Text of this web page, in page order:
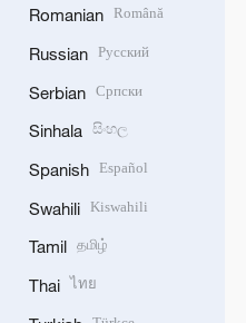
Romanian Română
Russian Русский
Serbian Српски
Sinhala සිංහල
Spanish Español
Swahili Kiswahili
Tamil தமிழ்
Thai ไทย